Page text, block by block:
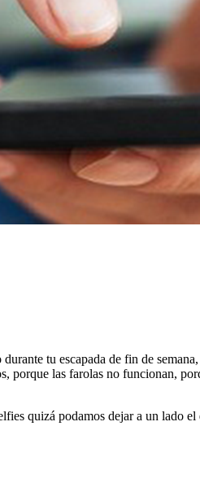
tu escapada de fin de
porque las farolas no funcionan,
quizá podamos dejar a un lado